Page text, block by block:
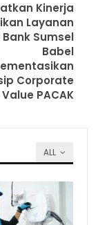
Kinerja
Layanan
Sumsel
Babel
Corporate
Value PACAK
ALL